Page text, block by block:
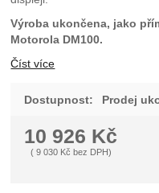
Výroba ukončena, jako
Motorola DM100.
Číst více
Dostupnost: Prodej
10 926 Kč
(9 030 Kč bez DPH)